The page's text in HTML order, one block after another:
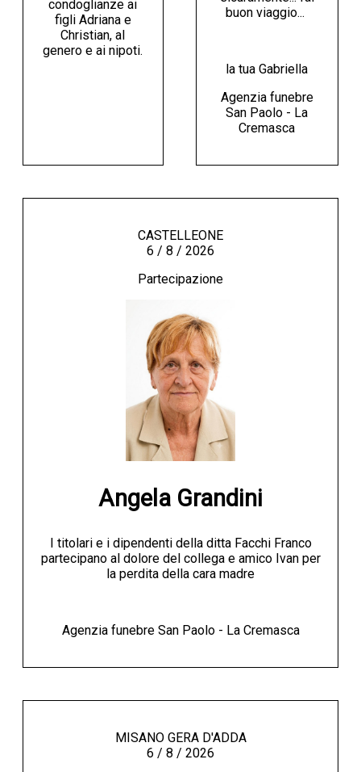
condoglianze ai
figli Adriana e
Christian, al
genero e ai nipoti.
buon viaggio...
la tua Gabriella
Agenzia funebre
San Paolo - La
Cremasca
CASTELLEONE
6 / 8 / 2026
Partecipazione
Angela Grandini
I titolari e i dipendenti della ditta Facchi Franco
partecipano al dolore del collega e amico Ivan per
la perdita della cara madre
Agenzia funebre San Paolo - La Cremasca
MISANO GERA D'ADDA
6 / 8 / 2026